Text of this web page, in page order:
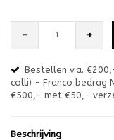
- +
Bestellen v.a.
colli) - Franco bedrag
€500,- met €50,-
Beschrijving